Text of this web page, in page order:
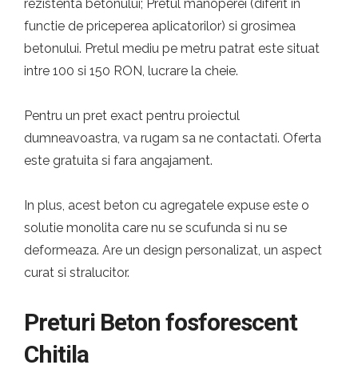
rezistenta betonului; Pretul manoperei (diferit in
functie de priceperea aplicatorilor) si grosimea
betonului. Pretul mediu pe metru patrat este situat
intre 100 si 150 RON, lucrare la cheie.
Pentru un pret exact pentru proiectul
dumneavoastra, va rugam sa ne contactati. Oferta
este gratuita si fara angajament.
In plus, acest beton cu agregatele expuse este o
solutie monolita care nu se scufunda si nu se
deformeaza. Are un design personalizat, un aspect
curat si stralucitor.
Preturi Beton fosforescent
Chitila